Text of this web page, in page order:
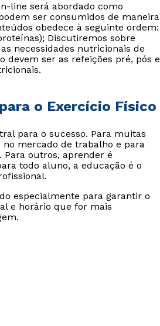
line será abordado como
ser consumidos de maneira
obedece à seguinte ordem:
Discutiremos sobre
necessidades nutricionais de
ser as refeições pré, pós e
o Exercício Físico
para o sucesso. Para muitas
mercado de trabalho e para
outros, aprender é
todo aluno, a educação é o
especialmente para garantir o
e horário que for mais